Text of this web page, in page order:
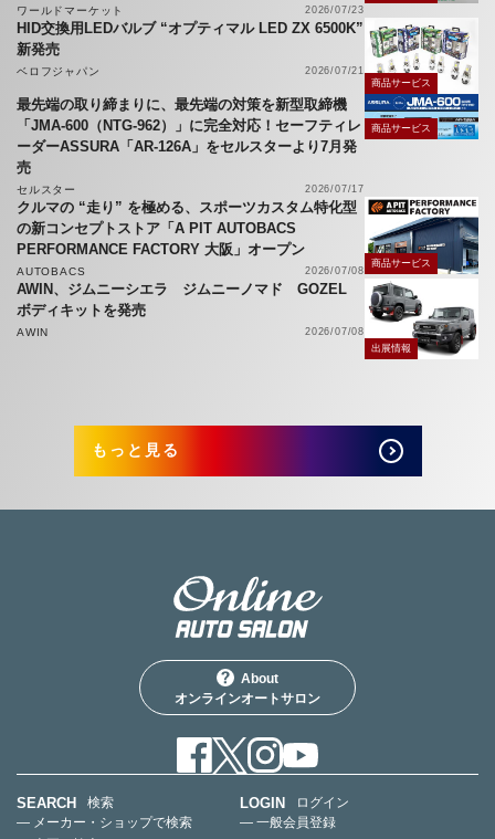
ワールドマーケット 2026/07/23
HID交換用LEDバルブ “オプティマル LED ZX 6500K”
新発売
ベロフジャパン
2026/07/21
商品サービス
最先端の取り締まりに、最先端の対策を新型取締機
「JMA-600（NTG-962）」に完全対応！セーフティレ
ーダーASSURA「AR-126A」をセルスターより7月発
売
セルスター 2026/07/17
商品サービス
クルマの “走り” を極める、スポーツカスタム特化型
の新コンセプトストア「A PIT AUTOBACS
PERFORMANCE FACTORY 大阪」オープン
AUTOBACS 2026/07/08
商品サービス
AWIN、ジムニーシエラ ジムニーノマド GOZEL
ボディキットを発売
AWIN
2026/07/08
出展情報
もっと見る
About
オンラインオートサロン
SEARCH
検索
— メーカー・ショップで検索
LOGIN
ログイン
— 一般会員登録